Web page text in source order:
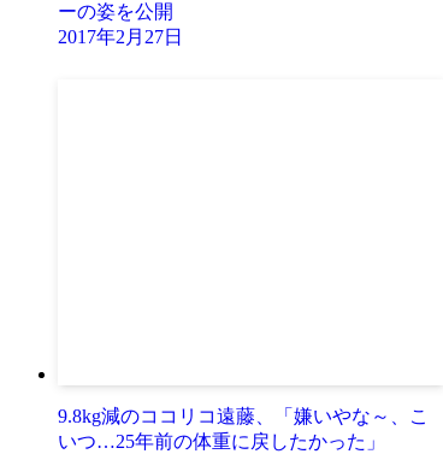
ーの姿を公開
2017年2月27日
9.8kg減のココリコ遠藤、「嫌いやな～、こ
いつ…25年前の体重に戻したかった」